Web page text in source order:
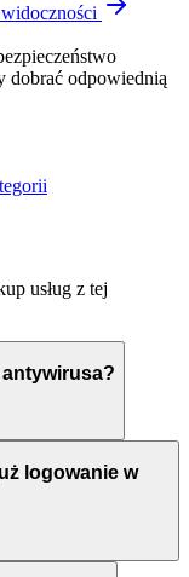
dobrać odpowiednią
usług z tej
logowanie w